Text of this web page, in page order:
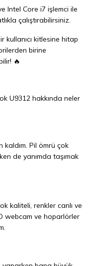
Intel Core i7 işlemci ile
çalıştırabilirsiniz.
kullanıcı kitlesine hitap
birine
🔥
U9312 hakkında neler
kaldım. Pil ömrü çok
de yanımda taşımak
kaliteli, renkler canlı ve
webcam ve hoparlörler